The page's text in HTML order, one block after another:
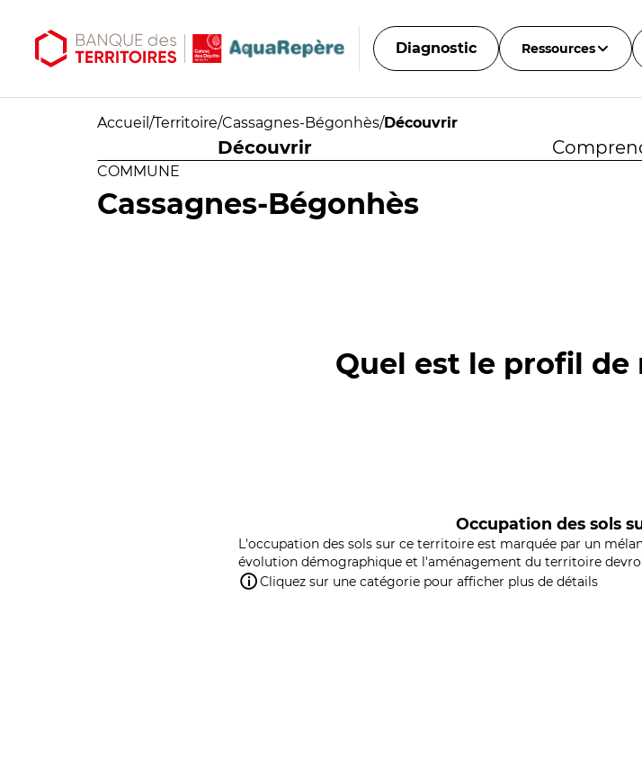
Diagnostic Ressources
Accueil /Territoire/Cassagnes-Bégonhès/Découvrir
Découvrir
COMMUNE
Cassagnes-Bégonhès
Quel est le profil
Occupation des sols
L'occupation des sols sur ce territoire est marquée par un
évolution démographique et l'aménagement du territoire
Cliquez sur une catégorie pour afficher plus de détails